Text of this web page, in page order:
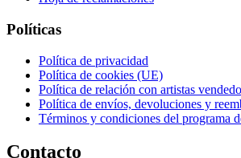
Políticas
Política de privacidad
Política de cookies (UE)
Política de relación con artistas
Política de envíos, devoluciones y
Términos y condiciones del programa
Contacto